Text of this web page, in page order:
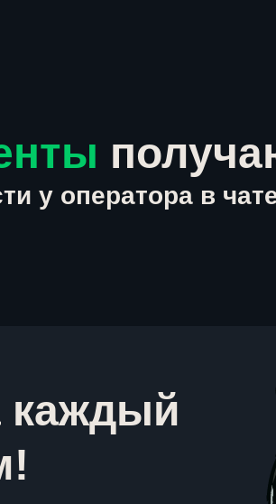
у оператора в
каждый